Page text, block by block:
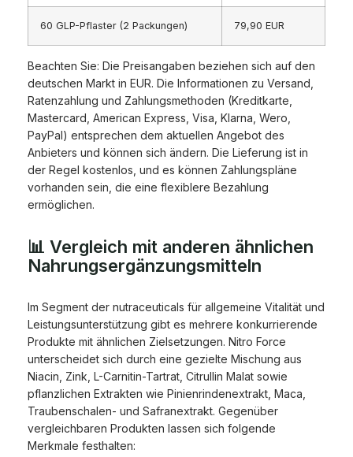
60 GLP-Pflaster (2 Packungen) 79,90 EUR
Beachten Sie: Die Preisangaben beziehen sich auf den
deutschen Markt in EUR. Die Informationen zu Versand,
Ratenzahlung und Zahlungsmethoden (Kreditkarte,
Mastercard, American Express, Visa, Klarna, Wero,
PayPal) entsprechen dem aktuellen Angebot des
Anbieters und können sich ändern. Die Lieferung ist in
der Regel kostenlos, und es können Zahlungspläne
vorhanden sein, die eine flexiblere Bezahlung
ermöglichen.
📊 Vergleich mit anderen ähnlichen
Nahrungsergänzungsmitteln
Im Segment der nutraceuticals für allgemeine Vitalität und
Leistungsunterstützung gibt es mehrere konkurrierende
Produkte mit ähnlichen Zielsetzungen. Nitro Force
unterscheidet sich durch eine gezielte Mischung aus
Niacin, Zink, L-Carnitin-Tartrat, Citrullin Malat sowie
pflanzlichen Extrakten wie Pinienrindenextrakt, Maca,
Traubenschalen- und Safranextrakt. Gegenüber
vergleichbaren Produkten lassen sich folgende
Merkmale festhalten: